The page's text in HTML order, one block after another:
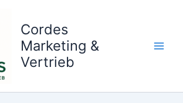
Cordes
Marketing &
Vertrieb